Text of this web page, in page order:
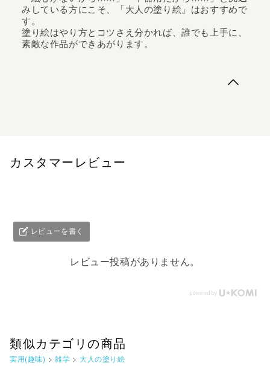
です。あらかじめ下絵となる線...
みしている方にこそ、「大人の塗り絵」はおすすめで
す。
塗り絵はやり方とコツさえ分かれば、誰でも上手に、
素敵な作品ができあがります。
カスタマーレビュー
レビューを書く
レビュー投稿がありません。
類似カテゴリの商品
実用(趣味) > 雑学 > 大人の塗り絵